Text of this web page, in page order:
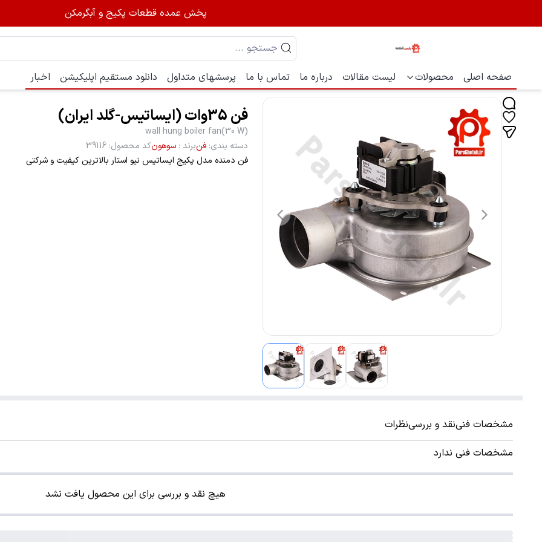
پخش عمده قطعات پکیج و آبگرمکن
صفحه اصلی محصولات لیست مقالات درباره ما تماس با ما پرسشهای متداول دانلود مستقیم اپلیکیشن اخبار
فن 35وات (ایساتیس-گلد ایران)
wall hung boiler fan(30 W)
دسته بندی: فنبرند : سوهونکد محصول:
39116
فن دمنده مدل پکیج ایساتیس نیو استار بالاترین کیفیت و شرکتی
مشخصات فنینقد و بررسینظرات
مشخصات فنی ندارد
هیچ نقد و بررسی برای این محصول یافت نشد